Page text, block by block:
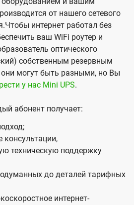
от нашего сетевого
интернет работал без
ваш WiFi роутер и
оптического
собственным резервным
могут быть разными, но Вы
у нас Mini UPS.
абонент получает:
техническую поддержку
до деталей тарифных
интернет-